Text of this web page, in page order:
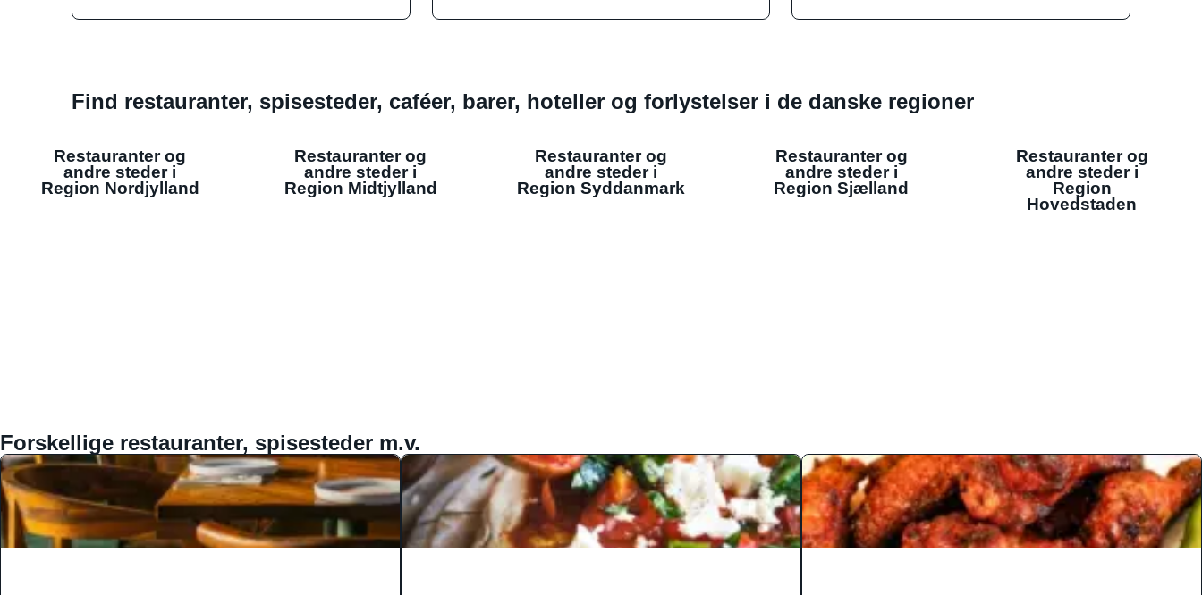
Find restauranter, spisesteder, caféer, barer, hoteller og forlystelser i de danske regioner
Restauranter og
andre steder i
Region Nordjylland
Restauranter og
andre steder i
Region Midtjylland
Restauranter og
andre steder i
Region Syddanmark
Restauranter og
andre steder i
Region Sjælland
Restauranter og
andre steder i
Region
Hovedstaden
Forskellige restauranter, spisesteder m.v.